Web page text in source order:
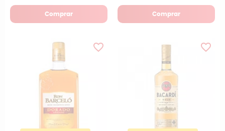
Comprar Comprar
favorite_border favorite_border